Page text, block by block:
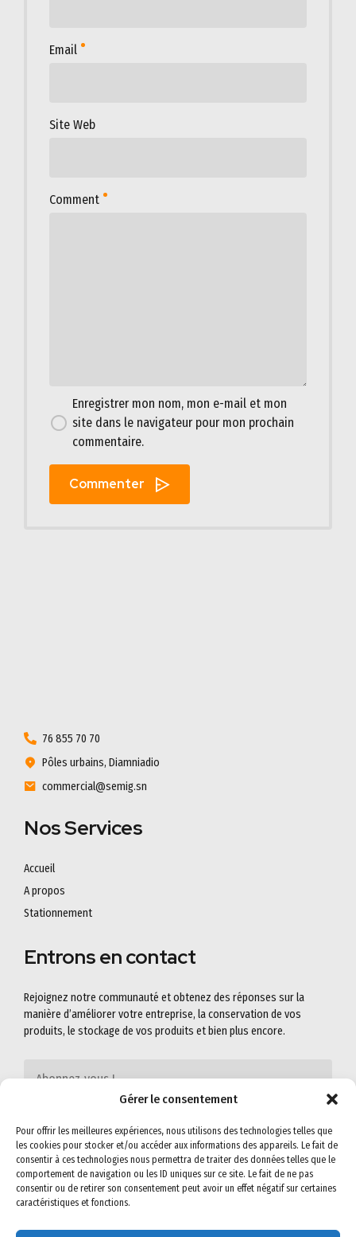
Gérer le consentement
Pour offrir les meilleures expériences, nous utilisons des technologies telles que
les cookies pour stocker et/ou accéder aux informations des appareils. Le fait de
consentir à ces technologies nous permettra de traiter des données telles que le
comportement de navigation ou les ID uniques sur ce site. Le fait de ne pas
consentir ou de retirer son consentement peut avoir un effet négatif sur certaines
caractéristiques et fonctions.
Comment
Email
Site Web
Enregistrer mon nom, mon e-mail et mon
site dans le navigateur pour mon prochain
commentaire.
Commenter
76 855 70 70
Pôles urbains, Diamniadio
commercial@semig.sn
Nos Services
Accueil
A propos
Stationnement
Entrons en contact
Rejoignez notre communauté et obtenez des réponses sur la
manière d’améliorer votre entreprise, la conservation de vos
produits, le stockage de vos produits et bien plus encore.